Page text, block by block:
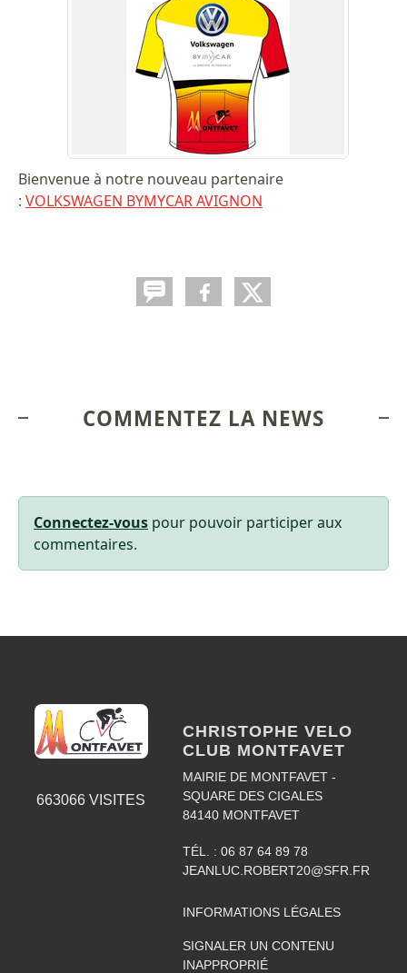
Bienvenue à notre nouveau partenaire
: VOLKSWAGEN BYMYCAR AVIGNON
COMMENTEZ LA NEWS
Connectez-vous pour pouvoir participer aux
commentaires.
663066 VISITES
CHRISTOPHE VELO
CLUB MONTFAVET
MAIRIE DE MONTFAVET -
SQUARE DES CIGALES
84140 MONTFAVET
TÉL. : 06 87 64 89 78
JEANLUC.ROBERT20@SFR.FR
INFORMATIONS LÉGALES
SIGNALER UN CONTENU
INAPPROPRIÉ